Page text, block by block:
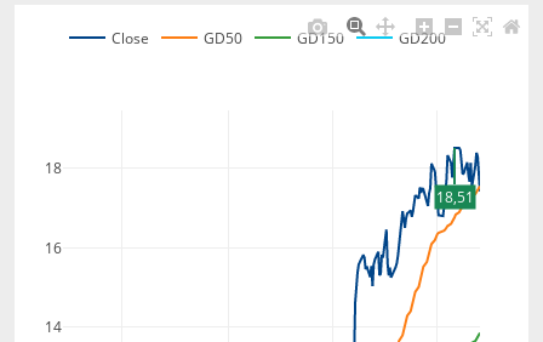
14
16
18
Close GD50 GD150 GD200
18,51